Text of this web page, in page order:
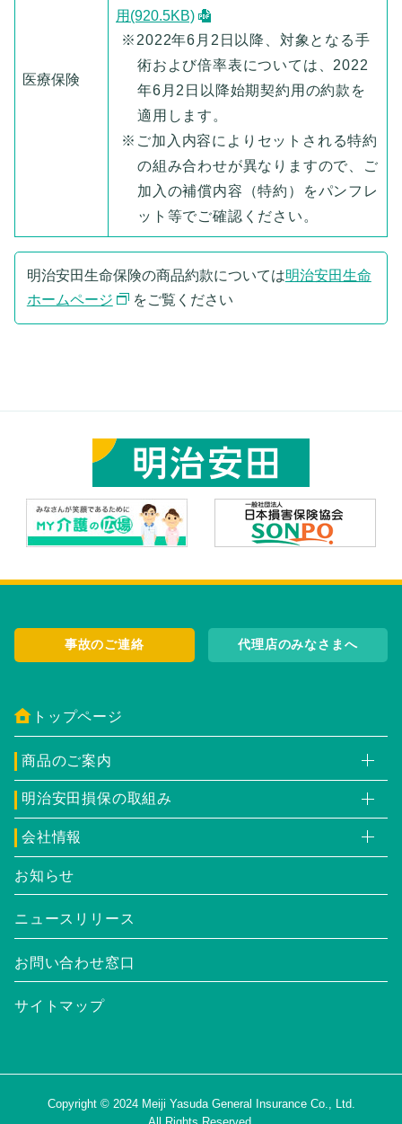
医療保険
用(920.5KB)
※2022年6月2日以降、対象となる手
術および倍率表については、2022
年6月2日以降始期契約用の約款を
適用します。
※ご加入内容によりセットされる特約
の組み合わせが異なりますので、ご
加入の補償内容（特約）をパンフレ
ット等でご確認ください。
明治安田生命保険の商品約款については明治安田生命
ホームページ
をご覧ください
事故のご連絡 代理店のみなさまへ
トップページ
商品のご案内
明治安田損保の取組み
会社情報
お知らせ
ニュースリリース
お問い合わせ窓口
サイトマップ
Copyright © 2024 Meiji Yasuda General Insurance Co., Ltd.